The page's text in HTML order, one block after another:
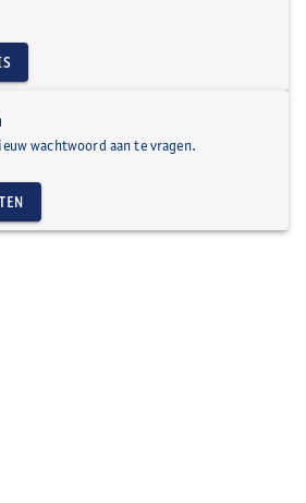
wachtwoord aan te vragen.